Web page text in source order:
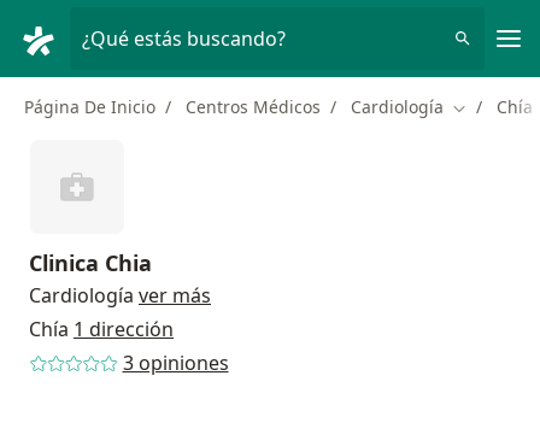
¿Qué estás buscando?
Página De Inicio Centros Médicos Cardiología Cambiar
Chía
Clinica Chia
Cardiología ver más
Chía 1 dirección
3 opiniones